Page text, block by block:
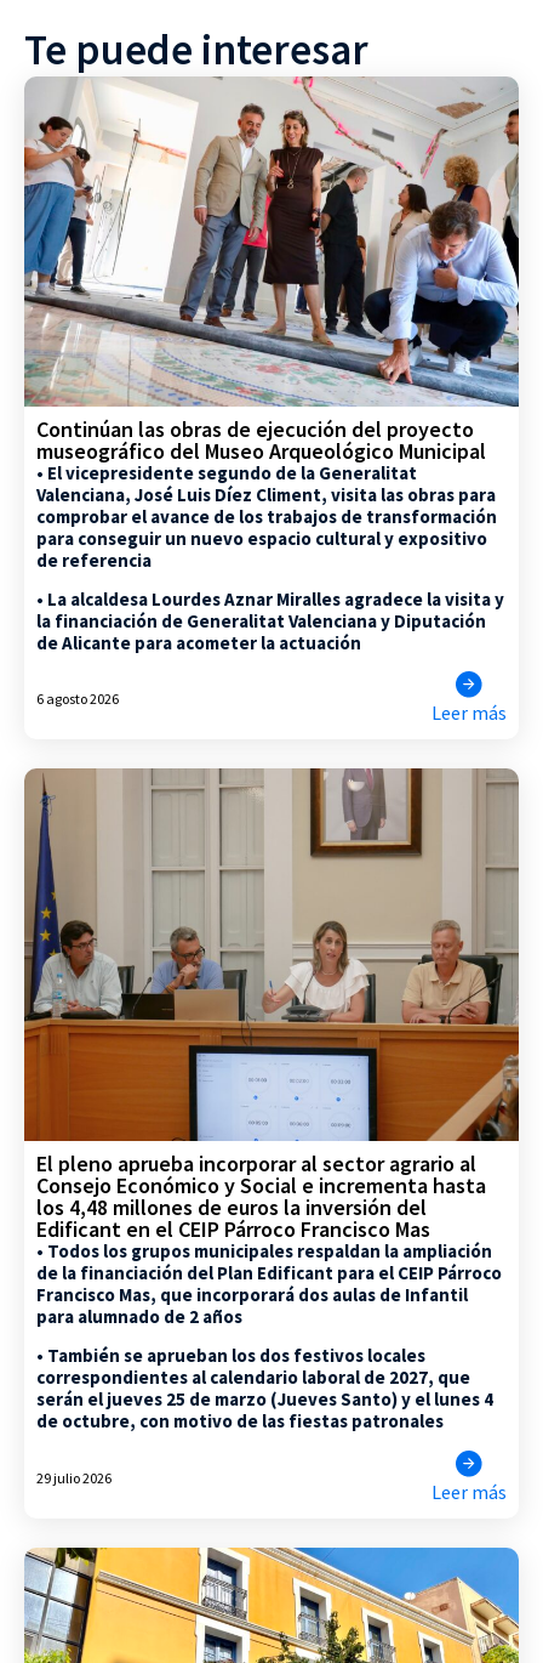
Te puede interesar
Continúan las obras de ejecución del proyecto
museográfico del Museo Arqueológico Municipal
• El vicepresidente segundo de la Generalitat
Valenciana, José Luis Díez Climent, visita las obras para
comprobar el avance de los trabajos de transformación
para conseguir un nuevo espacio cultural y expositivo
de referencia
• La alcaldesa Lourdes Aznar Miralles agradece la visita y
la financiación de Generalitat Valenciana y Diputación
de Alicante para acometer la actuación
6 agosto 2026
Leer más
El pleno aprueba incorporar al sector agrario al
Consejo Económico y Social e incrementa hasta
los 4,48 millones de euros la inversión del
Edificant en el CEIP Párroco Francisco Mas
• Todos los grupos municipales respaldan la ampliación
de la financiación del Plan Edificant para el CEIP Párroco
Francisco Mas, que incorporará dos aulas de Infantil
para alumnado de 2 años
• También se aprueban los dos festivos locales
correspondientes al calendario laboral de 2027, que
serán el jueves 25 de marzo (Jueves Santo) y el lunes 4
de octubre, con motivo de las fiestas patronales
29 julio 2026
Leer más